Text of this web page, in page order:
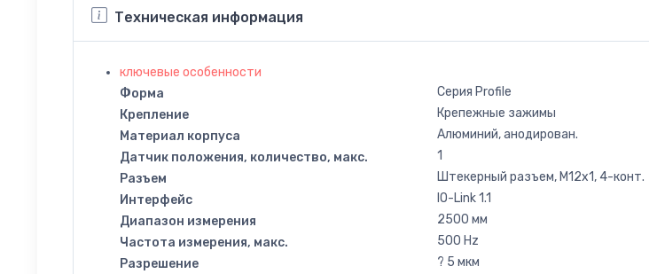
Техническая информация
ключевые особенности
Форма
Серия Profile
Крепление
Крепежные зажимы
Материал корпуса
Алюминий, анодирован.
Датчик положения, количество, макс.
1
Разъем
Штекерный разъем, M12x1, 4-конт.
Интерфейс
IO-Link 1.1
Диапазон измерения
2500 мм
Частота измерения, макс.
500 Hz
Разрешение
? 5 мкм